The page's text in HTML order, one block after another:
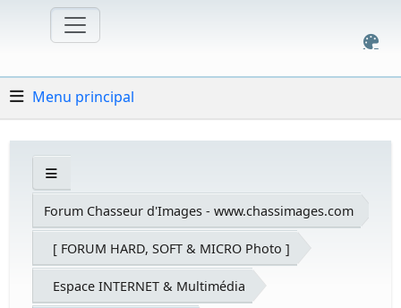
Menu principal
Forum Chasseur d'Images - www.chassimages.com
[ FORUM HARD, SOFT & MICRO Photo ]
Espace INTERNET & Multimédia